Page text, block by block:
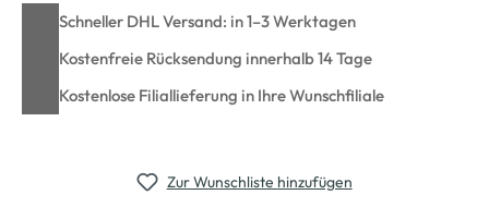
Schneller DHL Versand: in 1–3 Werktagen
Kostenfreie Rücksendung innerhalb 14 Tage
Kostenlose Filiallieferung in Ihre Wunschfiliale
Zur Wunschliste hinzufügen